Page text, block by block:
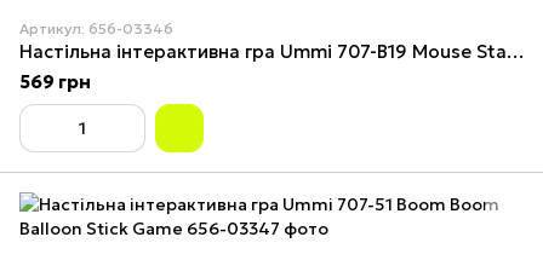
Артикул: 656-03346
Настільна інтерактивна гра Ummi 707-B19 Mouse Stacking Cakes Game
569 грн